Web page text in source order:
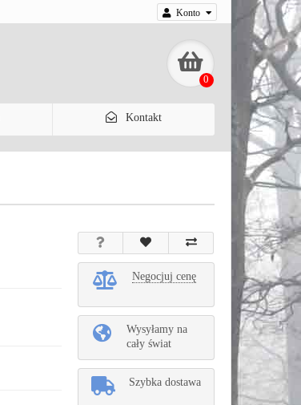
Konto
0
Kontakt
Negocjuj cenę
Wysyłamy na
cały świat
Szybka dostawa